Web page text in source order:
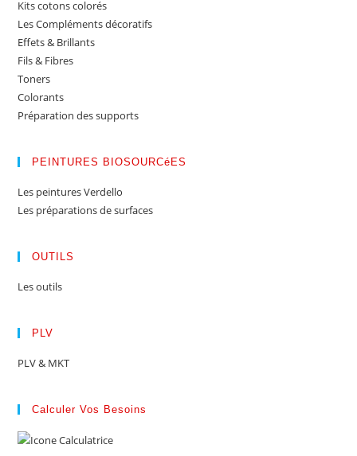
Kits cotons colorés
Les Compléments décoratifs
Effets & Brillants
Fils & Fibres
Toners
Colorants
Préparation des supports
PEINTURES BIOSOURCéES
Les peintures Verdello
Les préparations de surfaces
OUTILS
Les outils
PLV
PLV & MKT
Calculer Vos Besoins